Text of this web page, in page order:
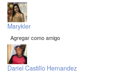
Marykler
Agregar como amigo
Dariel Castillo Hernandez